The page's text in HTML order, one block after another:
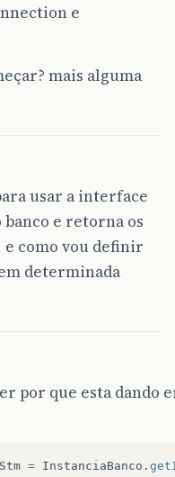
e
mais alguma
usar a interface
banco e retorna os
e como vou definir
determinada
por que esta dando
= InstanciaBanco .